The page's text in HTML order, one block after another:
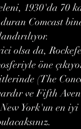
1930'da 70
Comcast
olsa da,
öne
(The
ve Fifth
York'un en iyi